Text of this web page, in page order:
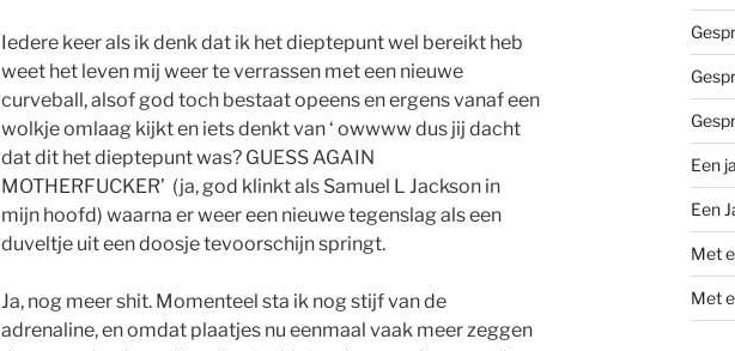
Iedere keer als ik denk dat ik het dieptepunt wel bereikt heb
weet het leven mij weer te verrassen met een nieuwe
curveball, alsof god toch bestaat opeens en ergens vanaf een
wolkje omlaag kijkt en iets denkt van ‘ owwww dus jij dacht
dat dit het dieptepunt was? GUESS AGAIN
MOTHERFUCKER’ (ja, god klinkt als Samuel L Jackson in
mijn hoofd) waarna er weer een nieuwe tegenslag als een
duveltje uit een doosje tevoorschijn springt.
Ja, nog meer shit. Momenteel sta ik nog stijf van de
adrenaline, en omdat plaatjes nu eenmaal vaak meer zeggen
Een
Een
Met
Met